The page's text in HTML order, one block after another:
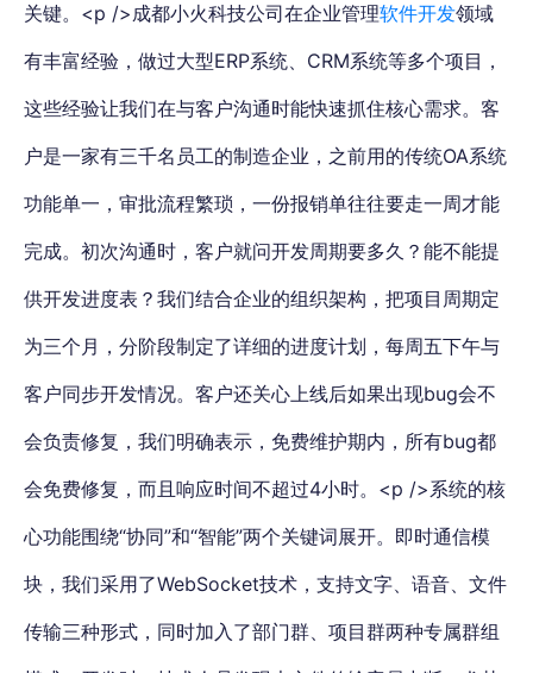
关键。<p />成都小火科技公司在企业管理软件开发领域
有丰富经验，做过大型ERP系统、CRM系统等多个项目，
这些经验让我们在与客户沟通时能快速抓住核心需求。客
户是一家有三千名员工的制造企业，之前用的传统OA系统
功能单一，审批流程繁琐，一份报销单往往要走一周才能
完成。初次沟通时，客户就问开发周期要多久？能不能提
供开发进度表？我们结合企业的组织架构，把项目周期定
为三个月，分阶段制定了详细的进度计划，每周五下午与
客户同步开发情况。客户还关心上线后如果出现bug会不
会负责修复，我们明确表示，免费维护期内，所有bug都
会免费修复，而且响应时间不超过4小时。<p />系统的核
心功能围绕“协同”和“智能”两个关键词展开。即时通信模
块，我们采用了WebSocket技术，支持文字、语音、文件
传输三种形式，同时加入了部门群、项目群两种专属群组